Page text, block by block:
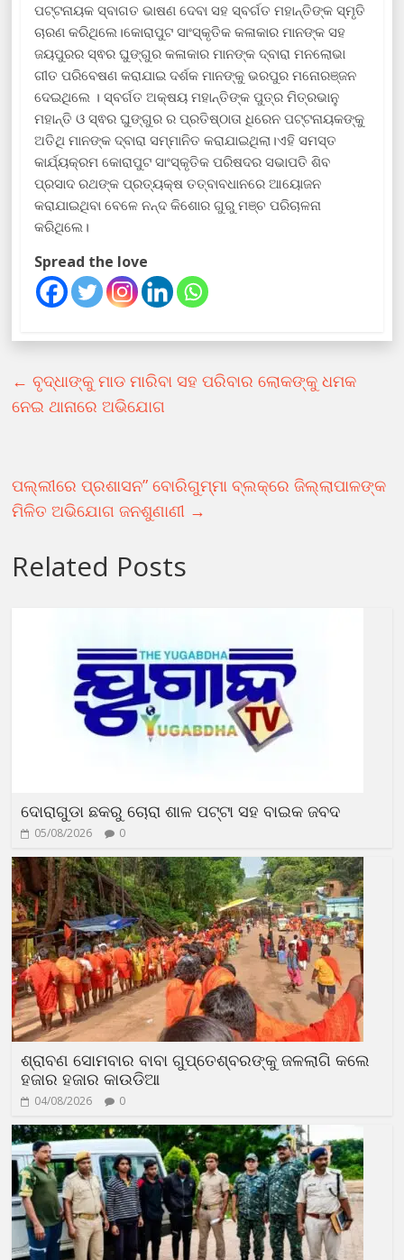
ପଟ୍ଟନାୟକ ସ୍ବାଗତ ଭାଷଣ ଦେବା ସହ ସ୍ବର୍ଗତ ମହାନ୍ତିଙ୍କ ସ୍ମୃତି
ଚାରଣ କରିଥିଲେ।କୋରାପୁଟ ସାଂସ୍କୃତିକ କଳାକାର ମାନଙ୍କ ସହ
ଜୟପୁରର ସ୍ଵର ଘୁଙ୍ଗୁର କଳାକାର ମାନଙ୍କ ଦ୍ବାରା ମନଲୋଭା
ଗୀତ ପରିବେଷଣ କରାଯାଇ ଦର୍ଶକ ମାନଙ୍କୁ ଭରପୁର ମନୋରଞ୍ଜନ
ଦେଇଥିଲେ । ସ୍ବର୍ଗତ ଅକ୍ଷୟ ମହାନ୍ତିଙ୍କ ପୁତ୍ର ମିତ୍ରଭାନୁ
ମହାନ୍ତି ଓ ସ୍ଵର ଘୁଙ୍ଗୁର ର ପ୍ରତିଷ୍ଠାତା ଧିରେନ ପଟ୍ଟନାୟକଙ୍କୁ
ଅତିଥି ମାନଙ୍କ ଦ୍ବାରା ସମ୍ମାନିତ କରାଯାଇଥିଲା।ଏହି ସମସ୍ତ
କାର୍ଯ୍ୟକ୍ରମ କୋରାପୁଟ ସାଂସ୍କୃତିକ ପରିଷଦର ସଭାପତି ଶିବ
ପ୍ରସାଦ ରଥଙ୍କ ପ୍ରତ୍ୟକ୍ଷ ତତ୍ବାବଧାନରେ ଆୟୋଜନ
କରାଯାଇଥିବା ବେଳେ ନନ୍ଦ କିଶୋର ଗୁରୁ ମଞ୍ଚ ପରିଚାଳନା
କରିଥିଲେ।
Spread the love
← ବୃଦ୍ଧାଙ୍କୁ ମାଡ ମାରିବା ସହ ପରିବାର ଲୋକଙ୍କୁ ଧମକ
ନେଇ ଥାନାରେ ଅଭିଯୋଗ
ପଲ୍ଲୀରେ ପ୍ରଶାସନ” ବୋରିଗୁମ୍ମା ବ୍ଲକ୍ରେ ଜିଲ୍ଲାପାଳଙ୍କ
ମିଳିତ ଅଭିଯୋଗ ଜନଶୁଣାଣୀ →
Related Posts
ଦୋରାଗୁଡା ଛକରୁ ଚୋରା ଶାଳ ପଟ୍ଟା ସହ ବାଇକ ଜବଦ
05/08/2026 0
ଶ୍ରାବଣ ସୋମବାର ବାବା ଗୁପ୍ତେଶ୍ବରଙ୍କୁ ଜଳଲାଗି କଲେ
ହଜାର ହଜାର କାଉଡିଆ
04/08/2026 0